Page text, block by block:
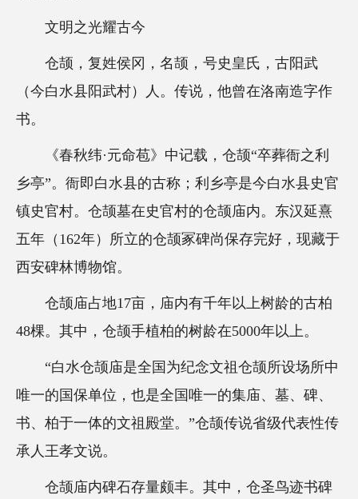
文明之光耀古今
仓颉，复姓侯冈，名颉，号史皇氏，古阳武
（今白水县阳武村）人。传说，他曾在洛南造字作
书。
《春秋纬·元命苞》中记载，仓颉“卒葬衙之利
乡亭”。衙即白水县的古称；利乡亭是今白水县史官
镇史官村。仓颉墓在史官村的仓颉庙内。东汉延熹
五年（162年）所立的仓颉冢碑尚保存完好，现藏于
西安碑林博物馆。
仓颉庙占地17亩，庙内有千年以上树龄的古柏
48棵。其中，仓颉手植柏的树龄在5000年以上。
“白水仓颉庙是全国为纪念文祖仓颉所设场所中
唯一的国保单位，也是全国唯一的集庙、墓、碑、
书、柏于一体的文祖殿堂。”仓颉传说省级代表性传
承人王孝文说。
仓颉庙内碑石存量颇丰。其中，仓圣鸟迹书碑